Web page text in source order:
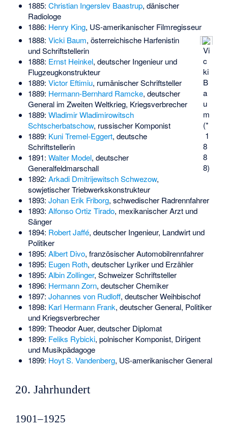
1885: Christian Ingerslev Baastrup, dänischer
Radiologe
1886: Henry King, US-amerikanischer Filmregisseur
Vi
c
ki
B
a
u
m
(*
1
8
8
8)
1888: Vicki Baum, österreichische Harfenistin
und Schriftstellerin
1888: Ernst Heinkel, deutscher Ingenieur und
Flugzeugkonstrukteur
1889: Victor Eftimiu, rumänischer Schriftsteller
1889: Hermann-Bernhard Ramcke, deutscher
General im Zweiten Weltkrieg, Kriegsverbrecher
1889: Wladimir Wladimirowitsch
Schtscherbatschow, russischer Komponist
1889: Kuni Tremel-Eggert, deutsche
Schriftstellerin
1891: Walter Model, deutscher
Generalfeldmarschall
1892: Arkadi Dmitrijewitsch Schwezow,
sowjetischer Triebwerkskonstrukteur
1893: Johan Erik Friborg, schwedischer Radrennfahrer
1893: Alfonso Ortiz Tirado, mexikanischer Arzt und
Sänger
1894: Robert Jaffé, deutscher Ingenieur, Landwirt und
Politiker
1895: Albert Divo, französischer Automobilrennfahrer
1895: Eugen Roth, deutscher Lyriker und Erzähler
1895: Albin Zollinger, Schweizer Schriftsteller
1896: Hermann Zorn, deutscher Chemiker
1897: Johannes von Rudloff, deutscher Weihbischof
1898: Karl Hermann Frank, deutscher General, Politiker
und Kriegsverbrecher
1899: Theodor Auer, deutscher Diplomat
1899: Feliks Rybicki, polnischer Komponist, Dirigent
und Musikpädagoge
1899: Hoyt S. Vandenberg, US-amerikanischer General
20. Jahrhundert
1901–1925